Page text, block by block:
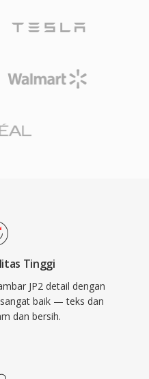
Tinggi
JP2 detail dengan
baik — teks dan
dan bersih.